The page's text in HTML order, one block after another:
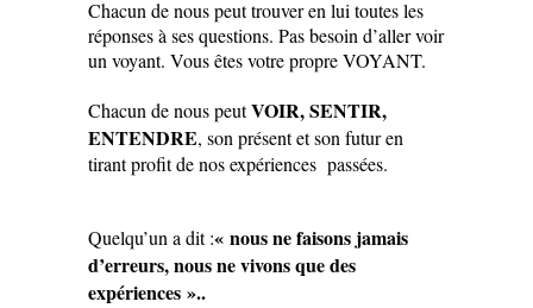
Chacun de nous peut trouver en lui toutes les
réponses à ses questions. Pas besoin d’aller voir
un voyant. Vous êtes votre propre VOYANT.
Chacun de nous peutVOIR, SENTIR,
ENTENDRE, son présent et son futur en
tirant profit de nos expériences passées.
Quelqu’un a dit :« nous ne faisons jamais
d’erreurs, nous ne vivons que des
expériences »..